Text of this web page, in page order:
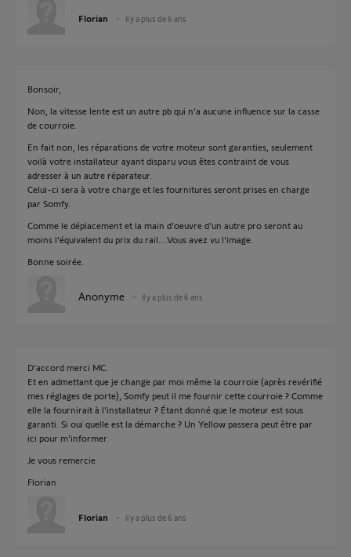
Florian il y a plus de 6 ans
Bonsoir,
Non, la vitesse lente est un autre pb qui n'a aucune influence sur la casse
de courroie.
En fait non, les réparations de votre moteur sont garanties, seulement
voilà votre installateur ayant disparu vous êtes contraint de vous
adresser à un autre réparateur.
Celui-ci sera à votre charge et les fournitures seront prises en charge
par Somfy.
Comme le déplacement et la main d'oeuvre d'un autre pro seront au
moins l'équivalent du prix du rail....Vous avez vu l'image.
Bonne soirée.
Anonyme il y a plus de 6 ans
D'accord merci MC.
Et en admettant que je change par moi même la courroie (après revérifié
mes réglages de porte), Somfy peut il me fournir cette courroie ? Comme
elle la fournirait à l'installateur ? Étant donné que le moteur est sous
garanti. Si oui quelle est la démarche ? Un Yellow passera peut être par
ici pour m'informer.
Je vous remercie
Florian
Florian il y a plus de 6 ans